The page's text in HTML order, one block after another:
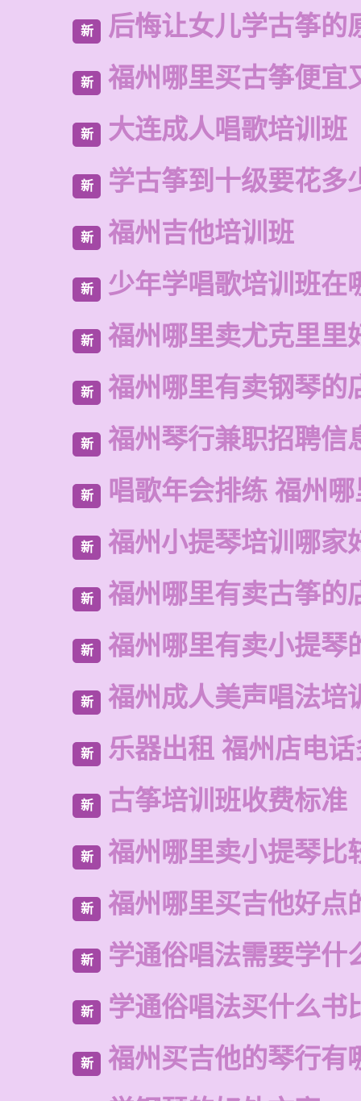
新 后悔让女儿学古筝的
新 福州哪里买古筝便宜
新 大连成人唱歌培训班
新 学古筝到十级要花多
新 福州吉他培训班
新 少年学唱歌培训班在
新 福州哪里卖尤克里里
新 福州哪里有卖钢琴的
新 福州琴行兼职招聘信
新 唱歌年会排练 福州
新 福州小提琴培训哪家
新 福州哪里有卖古筝的
新 福州哪里有卖小提琴
新 福州成人美声唱法培
新 乐器出租 福州店电
新 古筝培训班收费标准
新 福州哪里卖小提琴比
新 福州哪里买吉他好点
新 学通俗唱法需要学什
新 学通俗唱法买什么书
新
福州买吉他的琴行有